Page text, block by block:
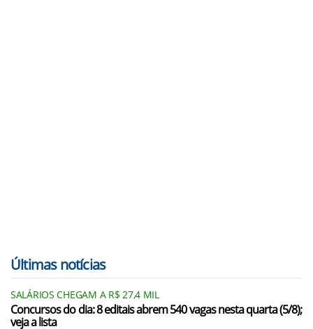
Últimas notícias
SALÁRIOS CHEGAM A R$ 27,4 MIL
Concursos do dia: 8 editais abrem 540 vagas nesta quarta (5/8);
veja a lista